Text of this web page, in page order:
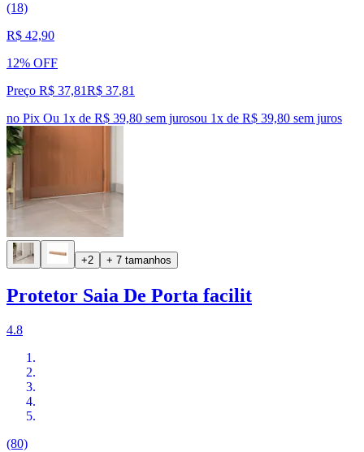
(18)
R$ 42,90
12% OFF
Preço R$ 37,81R$ 37,81
no Pix Ou 1x de R$ 39,80 sem jurosou 1x de R$ 39,80 sem juros
+2 + 7 tamanhos
Protetor Saia De Porta facilit
4.8
(80)